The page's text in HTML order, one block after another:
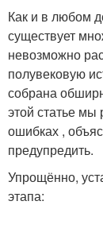
Как и в любом
существует
невозможно
полувековую
собрана
этой статье
ошибках ,
предупредить.
Упрощённо,
этапа: